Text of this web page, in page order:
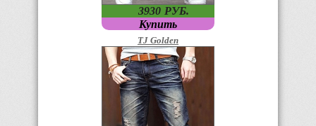
Купить
3930 PУБ.
TJ Golden